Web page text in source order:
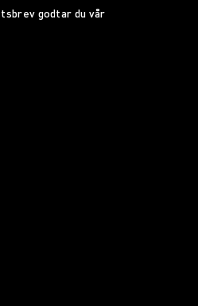
godtar du vår